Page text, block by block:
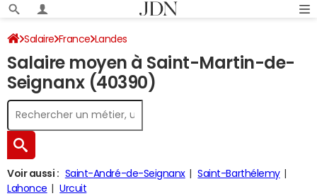
Salaire France Landes
Salaire moyen à Saint-Martin-de-
Seignanx (40390)
Voir aussi : Saint-André-de-Seignanx
Saint-Barthélemy
Lahonce
Urcuit